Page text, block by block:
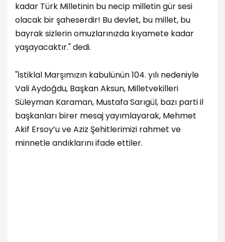
kadar Türk Milletinin bu necip milletin gür sesi
olacak bir şaheserdir! Bu devlet, bu millet, bu
bayrak sizlerin omuzlarınızda kıyamete kadar
yaşayacaktır." dedi.
"İstiklal Marşımızın kabulünün 104. yılı nedeniyle
Vali Aydoğdu, Başkan Aksun, Milletvekilleri
Süleyman Karaman, Mustafa Sarıgül, bazı parti il
başkanları birer mesaj yayımlayarak, Mehmet
Akif Ersoy’u ve Aziz Şehitlerimizi rahmet ve
minnetle andıklarını ifade ettiler.